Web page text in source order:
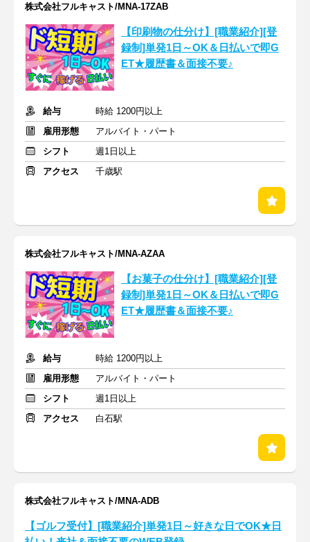
株式会社フルキャスト/MNA-17ZAB
【印刷物の仕分け】[職業紹介][登
録制]単発1日～OK＆日払いで即G
ET★履歴書＆面接不要♪
給与
時給 1200円以上
雇用形態
アルバイト・パート
シフト
週1日以上
アクセス
千歳駅
株式会社フルキャスト/MNA-AZAA
【お菓子の仕分け】[職業紹介][登
録制]単発1日～OK＆日払いで即G
ET★履歴書＆面接不要♪
給与
時給 1200円以上
雇用形態
アルバイト・パート
シフト
週1日以上
アクセス
白石駅
株式会社フルキャスト/MNA-ADB
【ゴルフ受付】[職業紹介]単発1日～好きな日でOK★日